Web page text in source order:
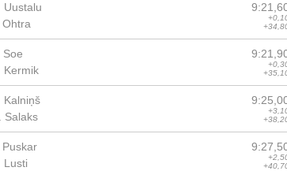
Uustalu
Ohtra
Soe
Kermik
Kalniņš
Salaks
Puskar
Lusti